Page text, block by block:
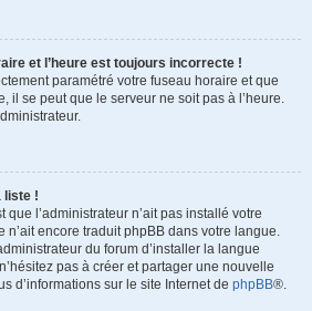
et l’heure est toujours incorrecte !
paramétré votre fuseau horaire et que
il se peut que le serveur ne soit pas à l’heure.
liste !
l’administrateur n’ait pas installé votre
n’ait encore traduit phpBB dans votre langue.
du forum d’installer la langue
pas à créer et partager une nouvelle
d’informations sur le site Internet de phpBB®.